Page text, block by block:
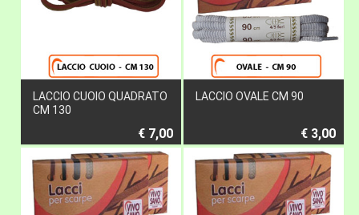
LACCIO CUOIO QUADRATO
CM 130
€ 7,00
LACCIO OVALE CM 90
€ 3,00